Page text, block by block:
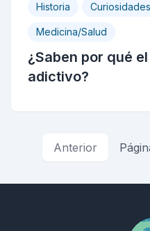
Historia Curiosidades
Medicina/Salud
¿Saben por qué
adictivo?
Anterior